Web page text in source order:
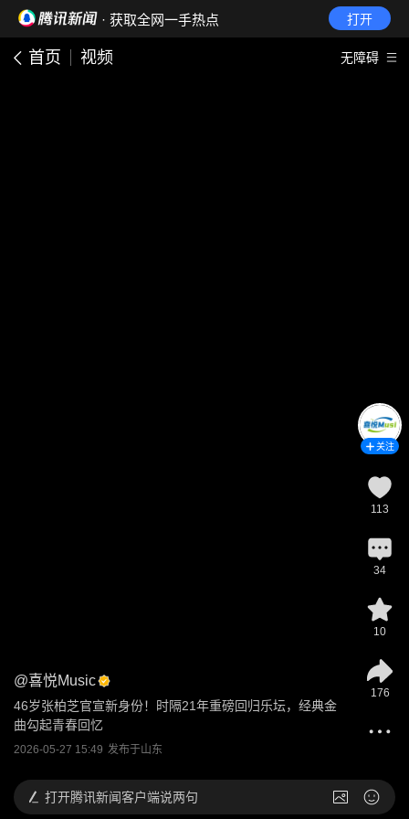
· 获取全网一手热点 打开
首页 视频 无障碍
@喜悦Music
46岁张柏芝官宣新身份！时隔21年重磅回归乐坛，经典金
曲勾起青春回忆
2026-05-27 15:49 发布于山东
关注
113
34
10
176
打开腾讯新闻客户端说两句